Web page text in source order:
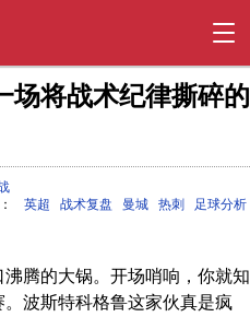
场将战术纪律撕碎的
英超 战术复盘 曼城 热刺 足球分析
腾的大锅。开场哨响，你就知
波斯特科格鲁这家伙真是疯